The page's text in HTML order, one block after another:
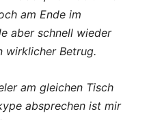
am Ende im
aber schnell wieder
wirklicher Betrug.
am gleichen Tisch
absprechen ist mir